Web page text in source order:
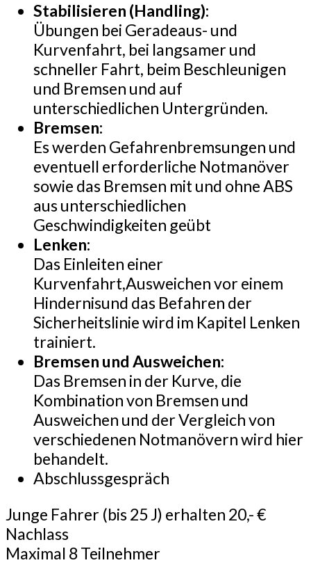
Stabilisieren (Handling):
Übungen bei Geradeaus- und
Kurvenfahrt, bei langsamer und
schneller Fahrt, beim Beschleunigen
und Bremsen und auf
unterschiedlichen Untergründen.
Bremsen:
Es werden Gefahrenbremsungen und
eventuell erforderliche Notmanöver
sowie das Bremsen mit und ohne ABS
aus unterschiedlichen
Geschwindigkeiten geübt
Lenken:
Das Einleiten einer
Kurvenfahrt,Ausweichen vor einem
Hindernisund das Befahren der
Sicherheitslinie wird im Kapitel Lenken
trainiert.
Bremsen und Ausweichen:
Das Bremsen in der Kurve, die
Kombination von Bremsen und
Ausweichen und der Vergleich von
verschiedenen Notmanövern wird hier
behandelt.
Abschlussgespräch
Junge Fahrer (bis 25 J) erhalten 20,- €
Nachlass
Maximal 8 Teilnehmer